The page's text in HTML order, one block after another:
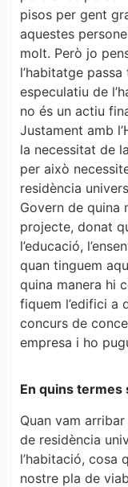
pisos per gent
aquestes
molt. Però jo
l’habitatge
especulatiu de
no és un actiu
Justament amb
la necessitat de
per això
residència
Govern de quina
projecte, donat
l’educació,
quan tinguem
quina manera hi
fiquem l’edifici a
concurs de
empresa i ho
En quins
Quan vam
de residència
l’habitació, cosa
nostre pla de